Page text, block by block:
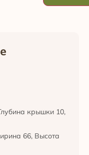
крышки 10,
66, Высота